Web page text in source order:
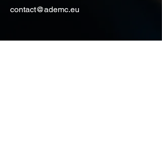
contact@ademc.eu